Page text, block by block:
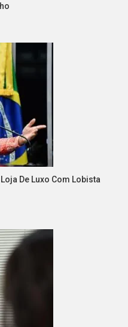
De Luxo Com Lobista